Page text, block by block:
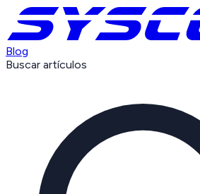
Blog
Buscar artículos